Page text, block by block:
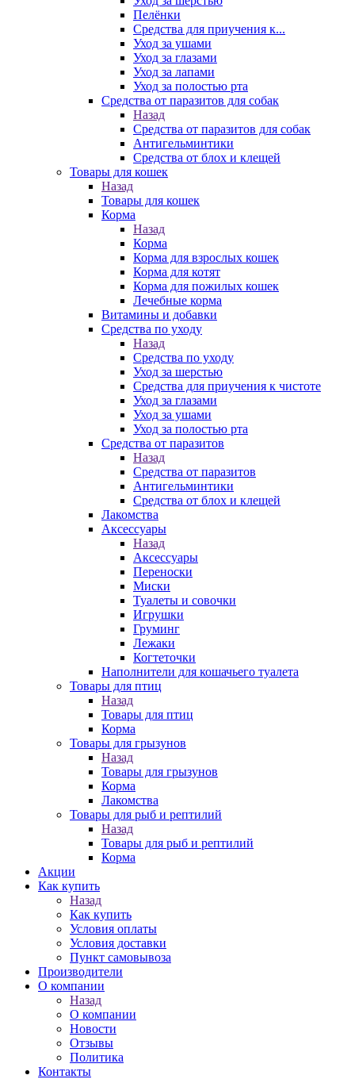
Пелёнки
Средства для приучения к...
Уход за ушами
Уход за глазами
Уход за лапами
Уход за полостью рта
Средства от паразитов для собак
Назад
Средства от паразитов для собак
Антигельминтики
Средства от блох и клещей
Товары для кошек
Назад
Товары для кошек
Корма
Назад
Корма
Корма для взрослых кошек
Корма для котят
Корма для пожилых кошек
Лечебные корма
Витамины и добавки
Средства по уходу
Назад
Средства по уходу
Уход за шерстью
Средства для приучения к чистоте
Уход за глазами
Уход за ушами
Уход за полостью рта
Средства от паразитов
Назад
Средства от паразитов
Антигельминтики
Средства от блох и клещей
Лакомства
Аксессуары
Назад
Аксессуары
Переноски
Миски
Туалеты и совочки
Игрушки
Груминг
Лежаки
Когтеточки
Наполнители для кошачьего туалета
Товары для птиц
Назад
Товары для птиц
Корма
Товары для грызунов
Назад
Товары для грызунов
Корма
Лакомства
Товары для рыб и рептилий
Назад
Товары для рыб и рептилий
Корма
Акции
Как купить
Назад
Как купить
Условия оплаты
Условия доставки
Пункт самовывоза
Производители
О компании
Назад
О компании
Новости
Отзывы
Политика
Контакты